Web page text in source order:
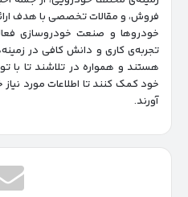
فروش، و مقالات تخصصی با هدف
خودروها و صنعت خودروسازی
تجربه‌ی کاری و دانش کافی در
هستند و همواره در تلاشند تا با
خود کمک کنند تا اطلاعات مورد
آورند.